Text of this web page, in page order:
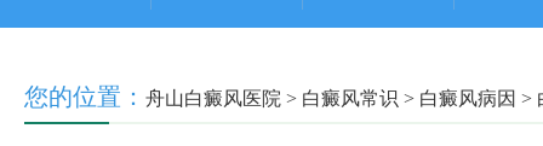
您的位置： 舟山白癜风医院 > 白癜风常识 > 白癜风病因 >